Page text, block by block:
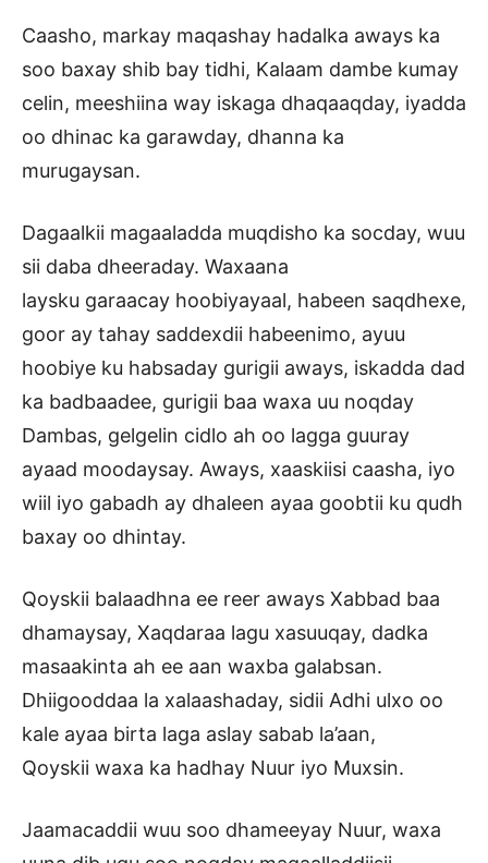
Caasho, markay maqashay hadalka aways ka
soo baxay shib bay tidhi, Kalaam dambe kumay
celin, meeshiina way iskaga dhaqaaqday, iyadda
oo dhinac ka garawday, dhanna ka
murugaysan.
Dagaalkii magaaladda muqdisho ka socday, wuu
sii daba dheeraday. Waxaana
laysku garaacay hoobiyayaal, habeen saqdhexe,
goor ay tahay saddexdii habeenimo, ayuu
hoobiye ku habsaday gurigii aways, iskadda dad
ka badbaadee, gurigii baa waxa uu noqday
Dambas, gelgelin cidlo ah oo lagga guuray
ayaad moodaysay. Aways, xaaskiisi caasha, iyo
wiil iyo gabadh ay dhaleen ayaa goobtii ku qudh
baxay oo dhintay.
Qoyskii balaadhna ee reer aways Xabbad baa
dhamaysay, Xaqdaraa lagu xasuuqay, dadka
masaakinta ah ee aan waxba galabsan.
Dhiigooddaa la xalaashaday, sidii Adhi ulxo oo
kale ayaa birta laga aslay sabab la’aan,
Qoyskii waxa ka hadhay Nuur iyo Muxsin.
Jaamacaddii wuu soo dhameeyay Nuur, waxa